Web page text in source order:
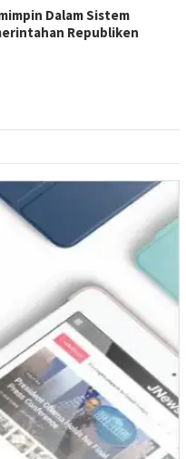
Dalam Sistem
Republiken